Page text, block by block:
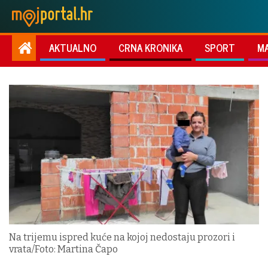
AKTUALNO CRNA KRONIKA SPORT
Na trijemu ispred kuće na kojoj nedostaju prozori i
vrata/Foto: Martina Čapo